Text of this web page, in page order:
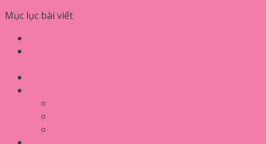
Mục lục bài viết